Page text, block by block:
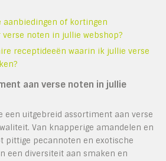
aanbiedingen of kortingen
noten in jullie webshop?
receptideeën waarin ik jullie verse
aan verse noten in jullie
een uitgebreid assortiment aan verse
Van knapperige amandelen en
pittige pecannoten en exotische
een diversiteit aan smaken en